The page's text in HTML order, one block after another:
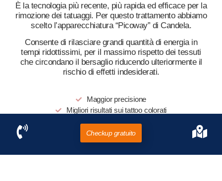
È la tecnologia più recente, più rapida ed efficace per la
rimozione dei tatuaggi. Per questo trattamento abbiamo
scelto l’apparecchiatura “Picoway” di Candela.
Consente di rilasciare grandi quantità di energia in
tempi ridottissimi, per il massimo rispetto dei tessuti
che circondano il bersaglio riducendo ulteriormente il
rischio di effetti indesiderati.
Maggior precisione
Migliori risultati sui tattoo colorati
Checkup gratuito